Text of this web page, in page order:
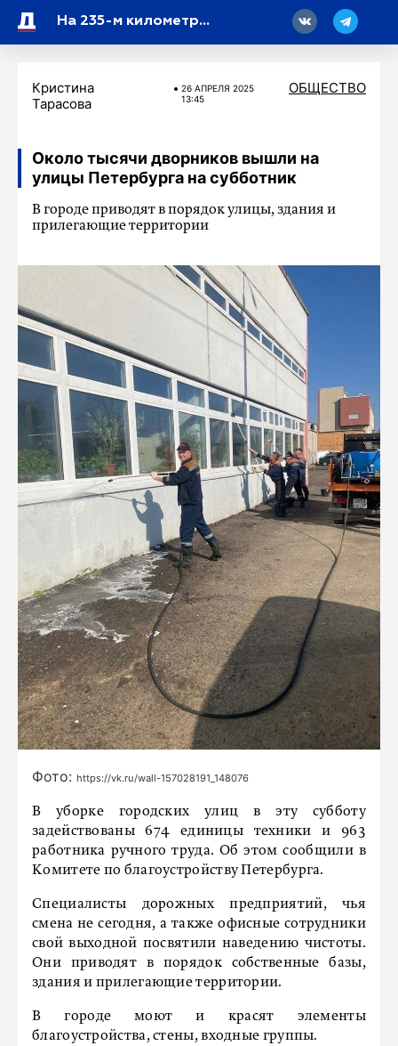
На 235-м километре трассы М-11 «Нева» нет движения
Кристина
Тарасова
26 АПРЕЛЯ 2025
13:45
ОБЩЕСТВО
Около тысячи дворников вышли на
улицы Петербурга на субботник
В городе приводят в порядок улицы, здания и
прилегающие территории
Фото: https://vk.ru/wall-157028191_148076
В уборке городских улиц в эту субботу
задействованы 674 единицы техники и 963
работника ручного труда. Об этом сообщили в
Комитете по благоустройству Петербурга.
Специалисты дорожных предприятий, чья
смена не сегодня, а также офисные сотрудники
свой выходной посвятили наведению чистоты.
Они приводят в порядок собственные базы,
здания и прилегающие территории.
В городе моют и красят элементы
благоустройства, стены, входные группы.